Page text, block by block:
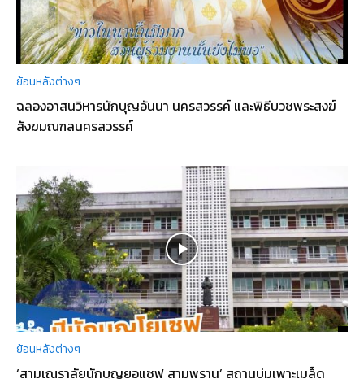
ย้อนหลังต่างๆ
ฉลองอาสนวิหารนักบุญอันนา นครสวรรค์ และพิธีบวชพระสงฆ์
สังฆมณฑลนครสวรรค์
ย้อนหลังต่างๆ
‘สามเณราลัยนักบุญยอแซฟ สามพราน’ สถานบ่มเพาะเมล็ด